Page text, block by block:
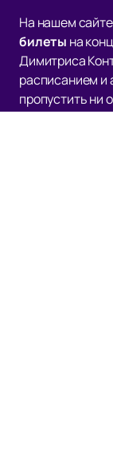
На нашем
билеты на
Димитриса
расписанием и
пропустить ни
предлагаем